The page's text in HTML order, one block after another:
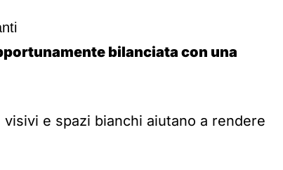
bilanciata con una
e spazi bianchi aiutano a rendere